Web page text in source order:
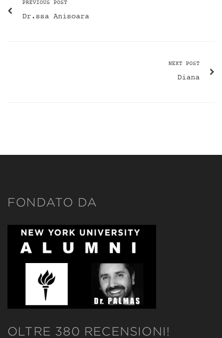
PREVIOUS POST
Dr.ssa Anisoara
NEXT POST
Diana
FONDATO DA
OLTRE 380 RECENSIONI!